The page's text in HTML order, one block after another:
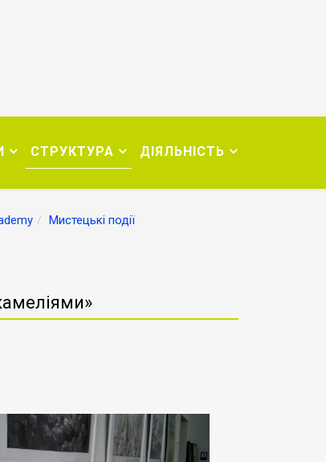
СТРУКТУРА ДІЯЛЬНІСТЬ
Мистецькі події